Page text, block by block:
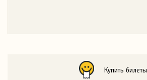
Купить билеты